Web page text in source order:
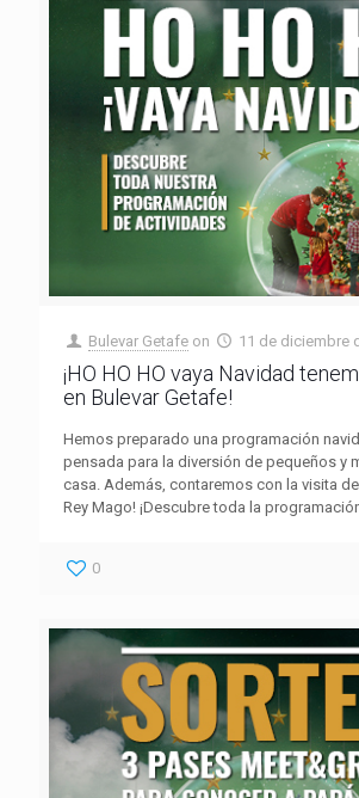
Bulevar Getafe on 11 de diciembre
¡HO HO HO vaya Navidad
en Bulevar Getafe!
Hemos preparado una programación
pensada para la diversión de pequeños y
casa. Además, contaremos con la visita
Rey Mago! ¡Descubre toda la
0